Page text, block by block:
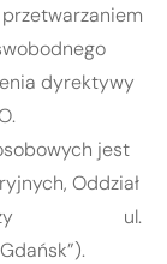
dyrektywy
jest
Oddział
przy ul.